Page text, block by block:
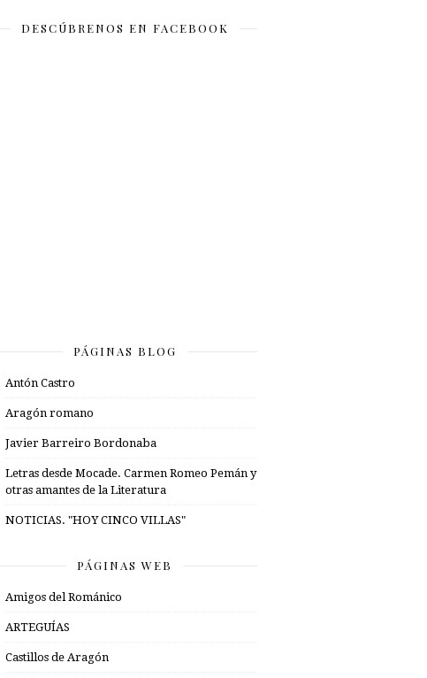
DESCÚBRENOS EN FACEBOOK
PÁGINAS BLOG
Antón Castro
Aragón romano
Javier Barreiro Bordonaba
Letras desde Mocade. Carmen Romeo Pemán y
otras amantes de la Literatura
NOTICIAS. "HOY CINCO VILLAS"
PÁGINAS WEB
Amigos del Románico
ARTEGUÍAS
Castillos de Aragón